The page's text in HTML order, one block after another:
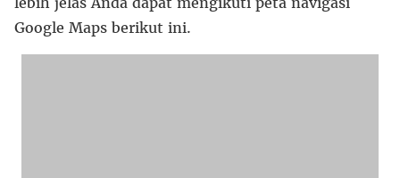
Google Maps berikut ini.